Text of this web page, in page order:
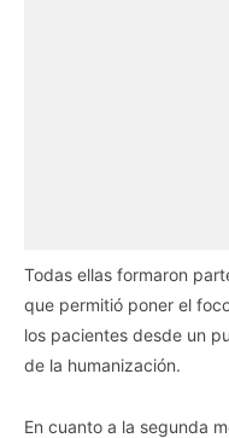
Todas ellas formaron
que permitió poner el
los pacientes desde un
de la humanización.
En cuanto a la segunda